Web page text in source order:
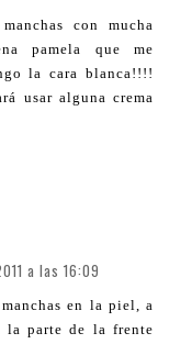
con mucha
pamela que me
la cara blanca!!!!
usar alguna crema
a las 16:09
en la piel, a
la parte de la frente